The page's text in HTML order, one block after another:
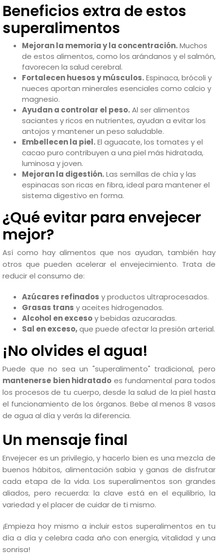
Beneficios extra de estos
superalimentos
Mejoran la memoria y la concentración.Muchos
de estos alimentos, como los arándanos y el salmón,
favorecen la salud cerebral.
Fortalecen huesos y músculos.Espinaca, brócoli y
nueces aportan minerales esenciales como calcio y
magnesio.
Ayudan a controlar el peso.Al ser alimentos
saciantes y ricos en nutrientes, ayudan a evitar los
antojos y mantener un peso saludable.
Embellecen la piel.El aguacate, los tomates y el
cacao puro contribuyen a una piel más hidratada,
luminosa y joven.
Mejoran la digestión.Las semillas de chía y las
espinacas son ricas en fibra, ideal para mantener el
sistema digestivo en forma.
¿Qué evitar para envejecer
mejor?
Así como hay alimentos que nos ayudan, también hay
otros que pueden acelerar el envejecimiento. Trata de
reducir el consumo de:
Azúcares refinados y productos ultraprocesados.
Grasas trans y aceites hidrogenados.
Alcohol en excesoy bebidas azucaradas.
Sal en exceso,que puede afectar la presión arterial.
¡No olvides el agua!
Puede que no sea un "superalimento" tradicional, pero
mantenerse bien hidratado es fundamental para todos
los procesos de tu cuerpo, desde la salud de la piel hasta
el funcionamiento de los órganos. Bebe al menos 8 vasos
de agua al día y verás la diferencia.
Un mensaje final
Envejecer es un privilegio, y hacerlo bien es una mezcla de
buenos hábitos, alimentación sabia y ganas de disfrutar
cada etapa de la vida. Los superalimentos son grandes
aliados, pero recuerda: la clave está en el equilibrio, la
variedad y el placer de cuidar de ti mismo.
¡Empieza hoy mismo a incluir estos superalimentos en tu
día a día y celebra cada año con energía, vitalidad y una
sonrisa!